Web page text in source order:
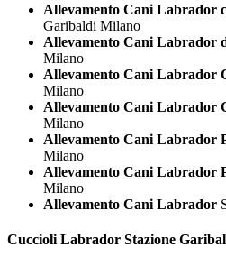
Allevamento Cani Labrador
Garibaldi Milano
Allevamento Cani Labrador
Milano
Allevamento Cani Labrador
Milano
Allevamento Cani Labrador
Milano
Allevamento Cani Labrador
Milano
Allevamento Cani Labrador
Milano
Allevamento Cani Labrador
Cuccioli Labrador Stazione